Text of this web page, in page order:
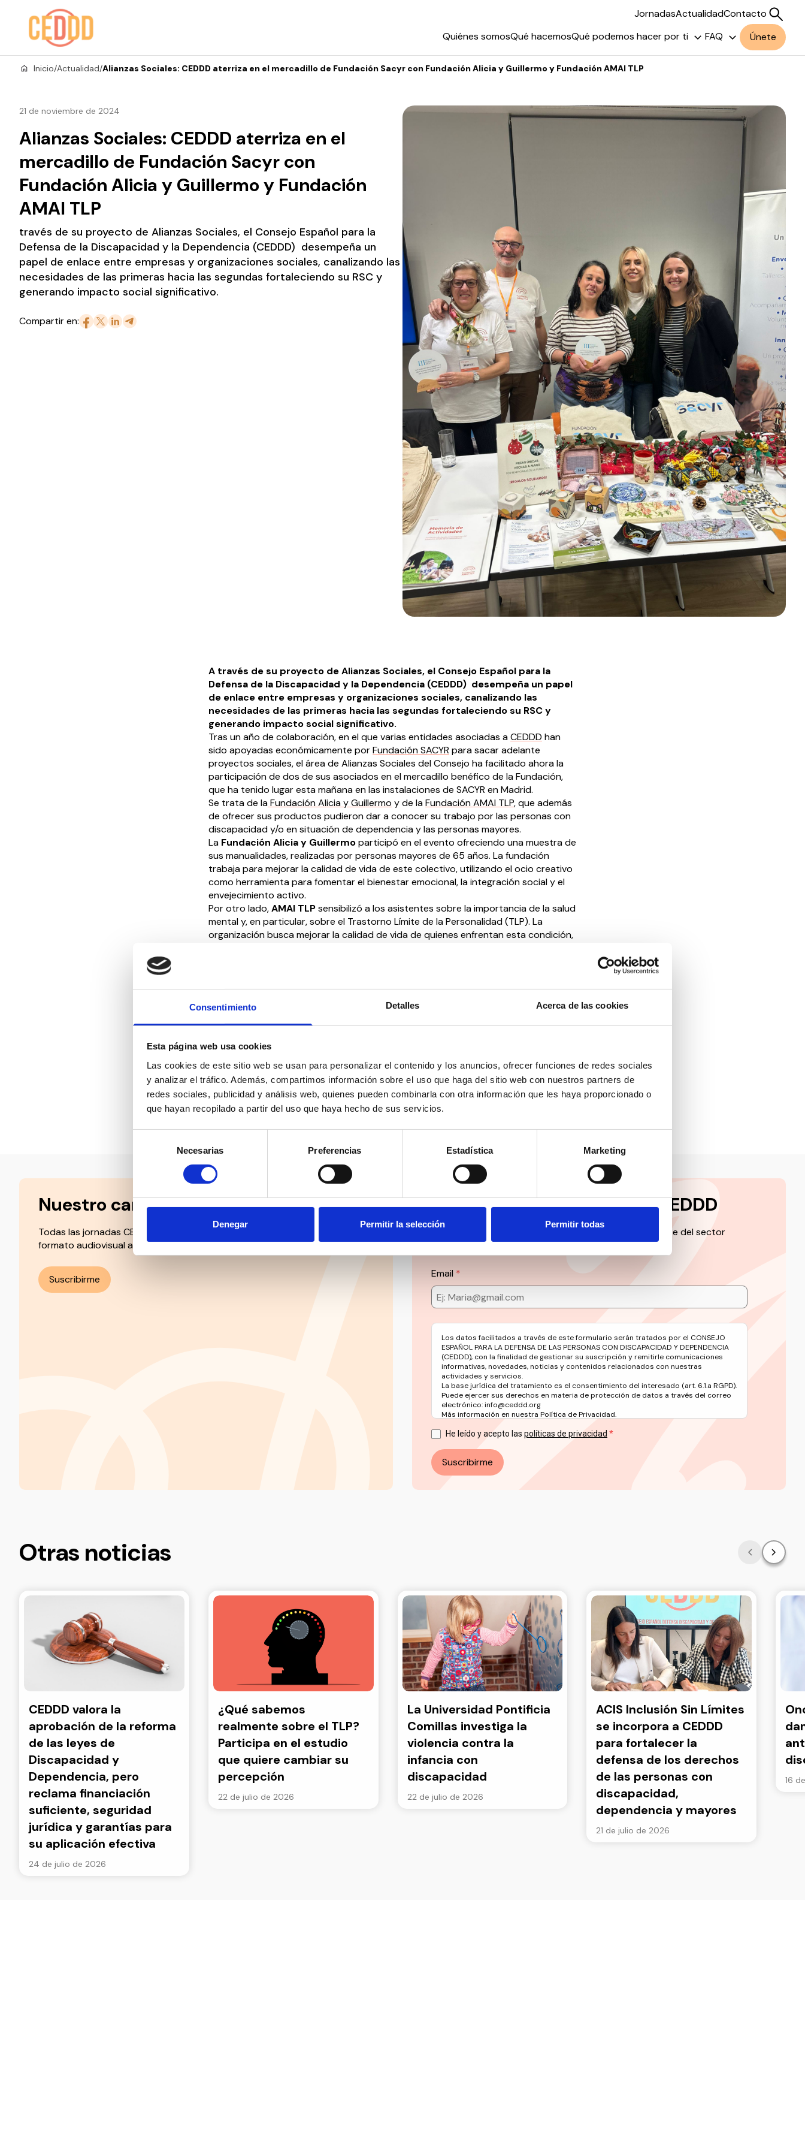
Consentimiento Detalles Acerca de las cookies
Esta página web usa cookies
Las cookies de este sitio web se usan para personalizar el contenido y los anuncios, ofrecer funciones de redes sociales
y analizar el tráfico. Además, compartimos información sobre el uso que haga del sitio web con nuestros partners de
redes sociales, publicidad y análisis web, quienes pueden combinarla con otra información que les haya proporcionado o
que hayan recopilado a partir del uso que haya hecho de sus servicios.
consentimiento
Necesarias Preferencias Estadística Marketing
Denegar Permitir la selección Permitir todas
Saltar al contenido
JornadasActualidadContacto
Quiénes somosQué hacemosQué podemos hacer por ti FAQ Únete
Buscar
Inicio/Actualidad/Alianzas Sociales: CEDDD aterriza en el mercadillo de Fundación Sacyr con Fundación Alicia y Guillermo y Fundación AMAI TLP
21 de noviembre de 2024
Alianzas Sociales: CEDDD aterriza en el
mercadillo de Fundación Sacyr con
Fundación Alicia y Guillermo y Fundación
AMAI TLP
través de su proyecto de Alianzas Sociales, el Consejo Español para la
Defensa de la Discapacidad y la Dependencia (CEDDD) desempeña un
papel de enlace entre empresas y organizaciones sociales, canalizando las
necesidades de las primeras hacia las segundas fortaleciendo su RSC y
generando impacto social significativo.
Compartir en:
A través de su proyecto de Alianzas Sociales, el Consejo Español para la
Defensa de la Discapacidad y la Dependencia (CEDDD) desempeña un papel
de enlace entre empresas y organizaciones sociales, canalizando las
necesidades de las primeras hacia las segundas fortaleciendo su RSC y
generando impacto social significativo.
Tras un año de colaboración, en el que varias entidades asociadas aCEDDD han
sido apoyadas económicamente porFundación SACYR para sacar adelante
proyectos sociales, el área de Alianzas Sociales del Consejo ha facilitado ahora la
participación de dos de sus asociados en el mercadillo benéfico de la Fundación,
que ha tenido lugar esta mañana en las instalaciones de SACYR en Madrid.
Se trata de laFundación Alicia y Guillermo y de laFundación AMAI TLP, que además
de ofrecer sus productos pudieron dar a conocer su trabajo por las personas con
discapacidad y/o en situación de dependencia y las personas mayores.
La Fundación Alicia y Guillermoparticipó en el evento ofreciendo una muestra de
sus manualidades, realizadas por personas mayores de 65 años. La fundación
trabaja para mejorar la calidad de vida de este colectivo, utilizando el ocio creativo
como herramienta para fomentar el bienestar emocional, la integración social y el
envejecimiento activo.
Por otro lado,AMAI TLPsensibilizó a los asistentes sobre la importancia de la salud
mental y, en particular, sobre el Trastorno Límite de la Personalidad (TLP). La
organización busca mejorar la calidad de vida de quienes enfrentan esta condición,
estas entidades sociales, que desempeñan un labor tan importante y a veces
invisibilizada para conseguir una sociedad más inclusiva y solidaria.
La jornada fue un éxito, mostrando cómo las conexiones facilitadas por el CEDDD
entre empresas y entidades sociales pueden generar cambios positivos y fomentar
la colaboración en beneficio de los sectores más vulnerables.
*Si quieres saber más sobre nuestro proyecto de Alianzas Sociales, ponte en
contacto con nosotros en el correo alianzassociales@ceddd.org y te
atenderemos personalmente.
Nuestro canal de Youtube
Todas las jornadas CEDDD, el podcast ‘El Rincón Social’ y mucho más en
formato audiovisual a un solo clic.
Suscribirme
Suscríbete a la newsletter CEDDD
Mantente siempre al día de la información más relevante del sector
social en un solo clic.
Email
Los datos facilitados a través de este formulario serán tratados por el CONSEJO
ESPAÑOL PARA LA DEFENSA DE LAS PERSONAS CON DISCAPACIDAD Y DEPENDENCIA
(CEDDD), con la finalidad de gestionar su suscripción y remitirle comunicaciones
informativas, novedades, noticias y contenidos relacionados con nuestras
actividades y servicios.
La base jurídica del tratamiento es el consentimiento del interesado (art. 6.1.a RGPD).
Puede ejercer sus derechos en materia de protección de datos a través del correo
electrónico: info@ceddd.org
Más información en nuestra Política de Privacidad.
He leído y acepto las políticas de privacidad
Suscribirme
Otras noticias
CEDDD valora la
aprobación de la reforma
de las leyes de
Discapacidad y
Dependencia, pero
reclama financiación
suficiente, seguridad
jurídica y garantías para
su aplicación efectiva
24 de julio de 2026
¿Qué sabemos
realmente sobre el TLP?
Participa en el estudio
que quiere cambiar su
percepción
22 de julio de 2026
La Universidad Pontificia
Comillas investiga la
violencia contra la
infancia con
discapacidad
22 de julio de 2026
ACIS Inclusión Sin Límites
se incorpora a CEDDD
para fortalecer la
defensa de los derechos
de las personas con
discapacidad,
dependencia y mayores
21 de julio de 2026
16